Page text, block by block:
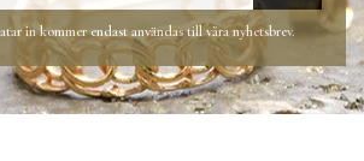
in kommer endast användas till våra nyhetsbrev.